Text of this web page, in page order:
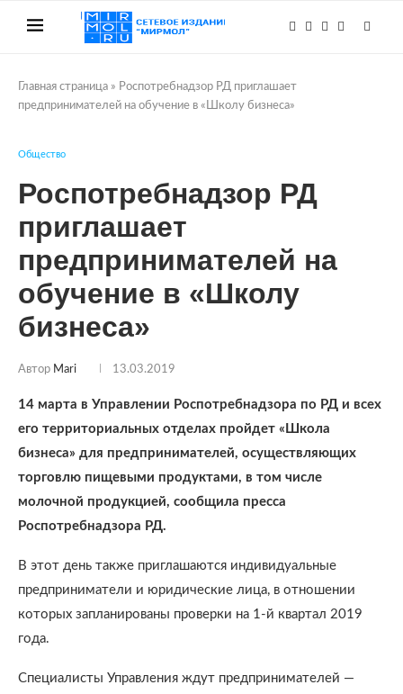
Главная страница » Роспотребнадзор РД приглашает
предпринимателей на обучение в «Школу бизнеса»
Общество
Роспотребнадзор РД
приглашает
предпринимателей на
обучение в «Школу
бизнеса»
Автор Mari 13.03.2019
14 марта в Управлении Роспотребнадзора по РД и всех
его территориальных отделах пройдет «Школа
бизнеса» для предпринимателей, осуществляющих
торговлю пищевыми продуктами, в том числе
молочной продукцией, сообщила пресса
Роспотребнадзора РД.
В этот день также приглашаются индивидуальные
предприниматели и юридические лица, в отношении
которых запланированы проверки на 1-й квартал 2019
года.
Специалисты Управления ждут предпринимателей —